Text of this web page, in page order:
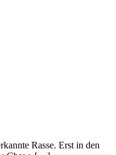
Rasse. Erst in den